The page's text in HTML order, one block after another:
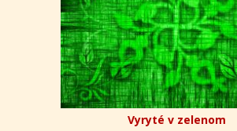
Vyryté v zelenom